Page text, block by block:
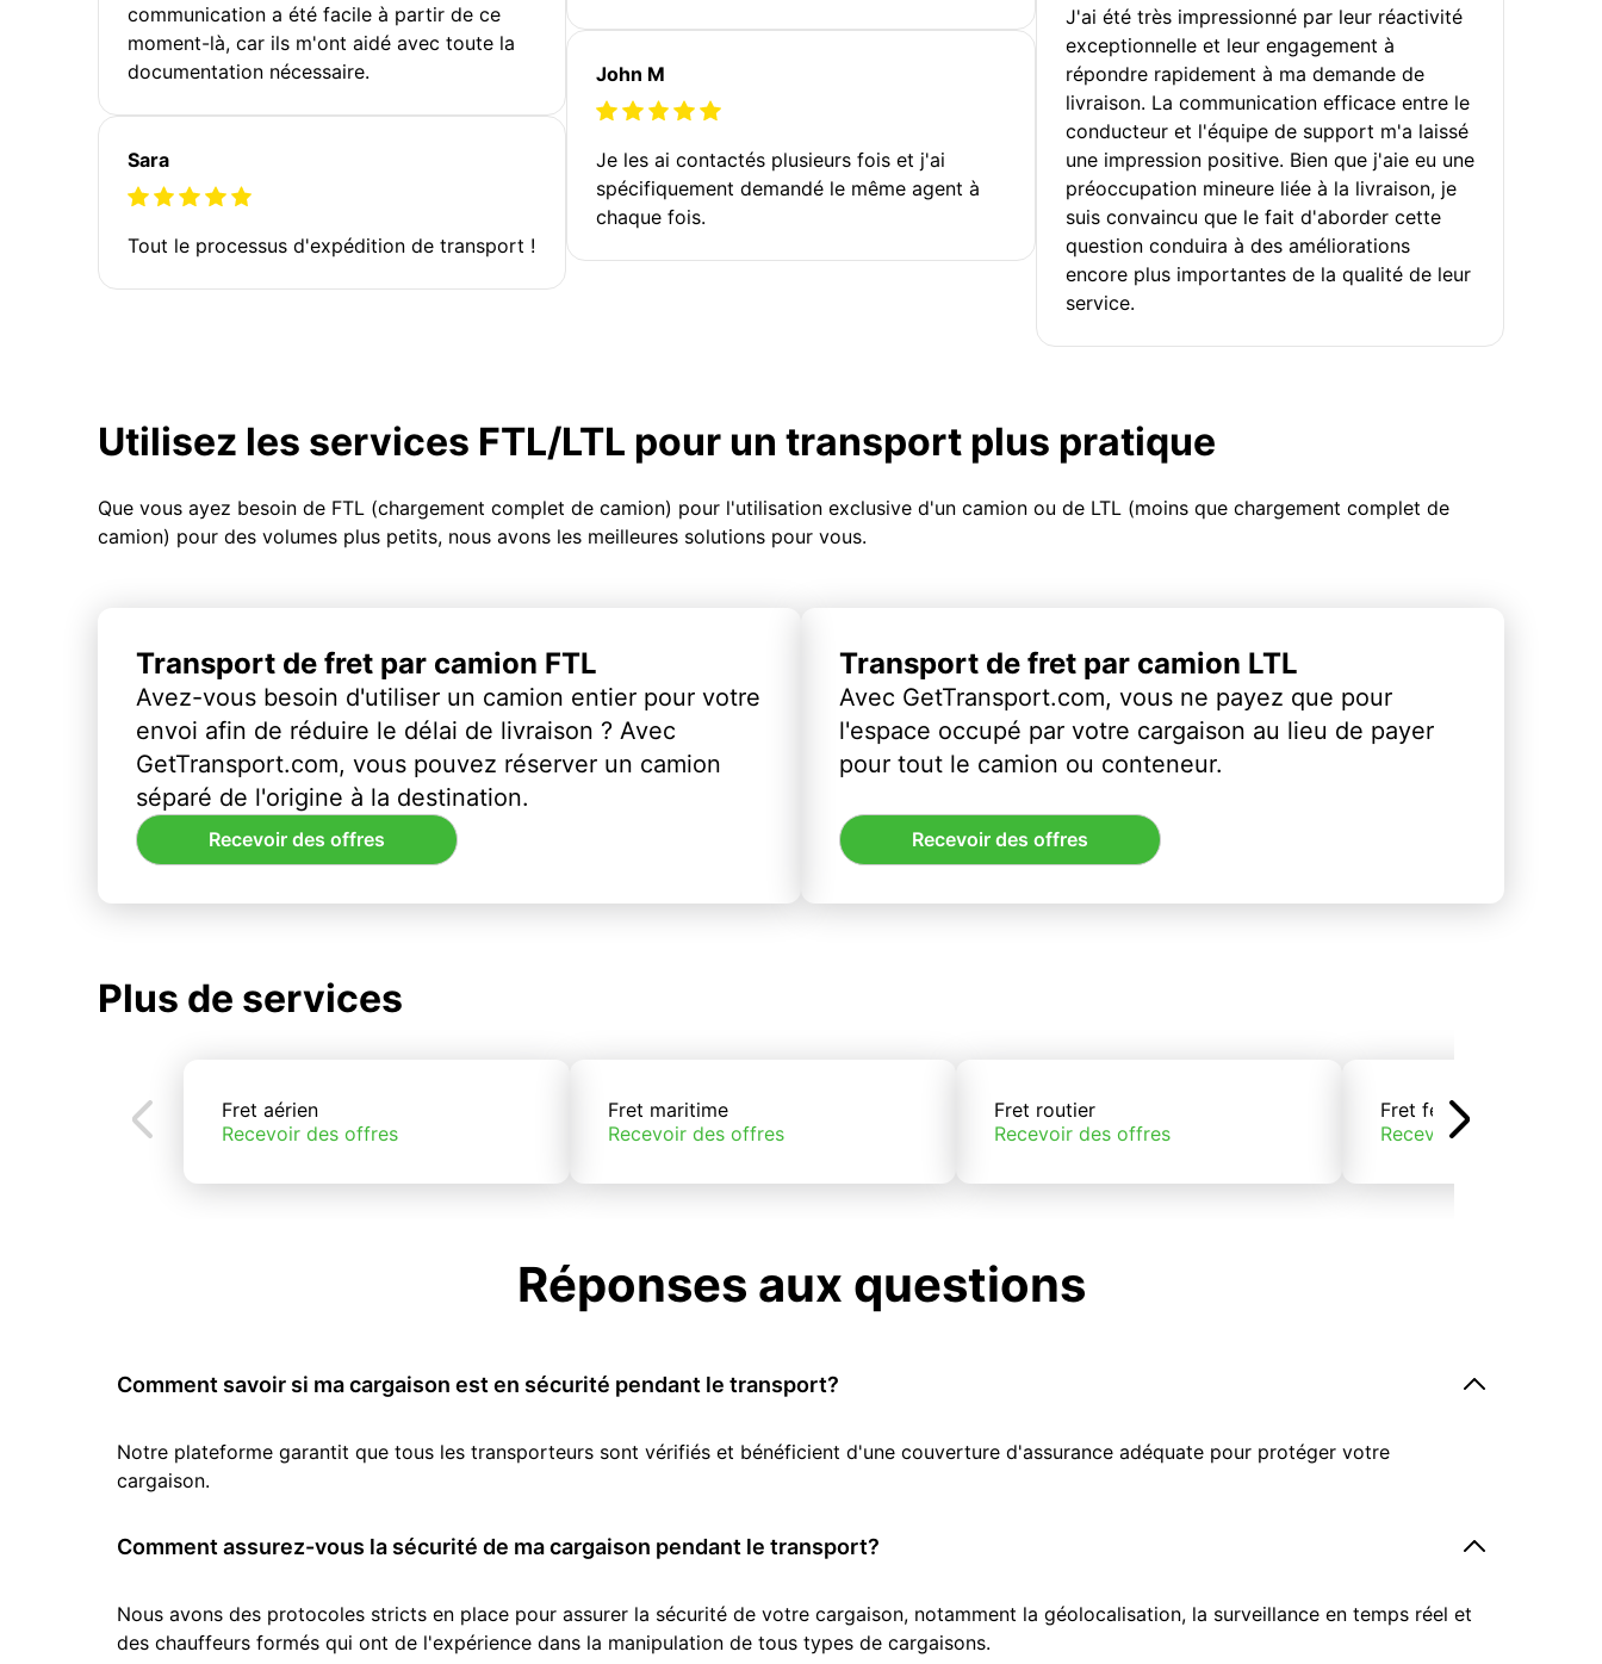
communication a été facile à partir de ce
moment-là, car ils m'ont aidé avec toute la
documentation nécessaire.
Sara
Tout le processus d'expédition de transport !
John M
Je les ai contactés plusieurs fois et j'ai
spécifiquement demandé le même agent à
chaque fois.
J'ai été très impressionné par leur réactivité
exceptionnelle et leur engagement à
répondre rapidement à ma demande de
livraison. La communication efficace entre le
conducteur et l'équipe de support m'a laissé
une impression positive. Bien que j'aie eu une
préoccupation mineure liée à la livraison, je
suis convaincu que le fait d'aborder cette
question conduira à des améliorations
encore plus importantes de la qualité de leur
service.
Utilisez les services FTL/LTL pour un transport plus pratique
Que vous ayez besoin de FTL (chargement complet de camion) pour l'utilisation exclusive d'un camion ou de LTL (moins que chargement complet de
camion) pour des volumes plus petits, nous avons les meilleures solutions pour vous.
Transport de fret par camion FTL
Avez-vous besoin d'utiliser un camion entier pour votre
envoi afin de réduire le délai de livraison ? Avec
GetTransport.com, vous pouvez réserver un camion
séparé de l'origine à la destination.
Recevoir des offres
Transport de fret par camion LTL
Avec GetTransport.com, vous ne payez que pour
l'espace occupé par votre cargaison au lieu de payer
pour tout le camion ou conteneur.
Recevoir des offres
Plus de services
Fret aérien
Recevoir des offres
Fret maritime
Recevoir des offres
Fret routier
Recevoir des offres
Fret ferroviaire
Recevoir des offres
Réponses aux questions
Comment savoir si ma cargaison est en sécurité pendant le transport?
Notre plateforme garantit que tous les transporteurs sont vérifiés et bénéficient d'une couverture d'assurance adéquate pour protéger votre
cargaison.
Comment assurez-vous la sécurité de ma cargaison pendant le transport?
Nous avons des protocoles stricts en place pour assurer la sécurité de votre cargaison, notamment la géolocalisation, la surveillance en temps réel et
des chauffeurs formés qui ont de l'expérience dans la manipulation de tous types de cargaisons.